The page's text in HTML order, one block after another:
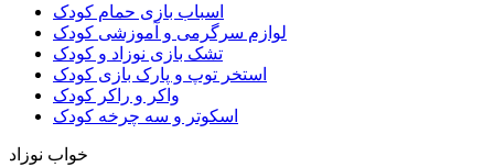
اسباب بازی حمام کودک
لوازم سرگرمی و آموزشی کودک
تشک بازی نوزاد و کودک
استخر توپ و پارک بازی کودک
واکر و راکر کودک
اسکوتر و سه چرخه کودک
خواب نوزاد